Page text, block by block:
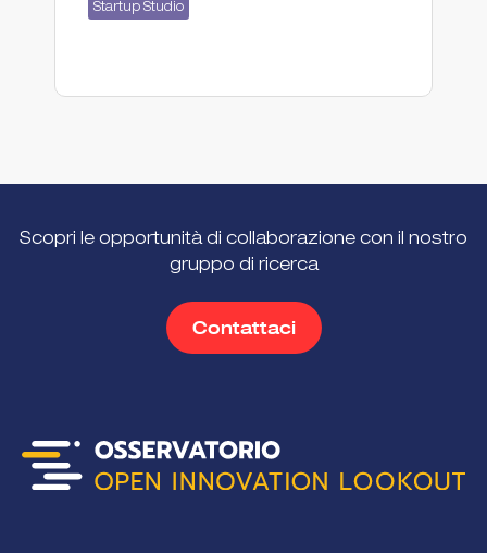
Startup Studio
Scopri le opportunità di collaborazione con il nostro
gruppo di ricerca
Contattaci